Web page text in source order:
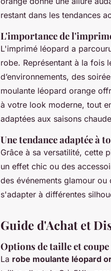
restant dans les tendances
L'importance de
L'imprimé léopard a
robe. Représentant à la fois
d’environnements, des
moulante léopard orange
à votre look moderne, tout
adaptées aux saisons
Une tendance adaptée à
Grâce à sa versatilité, cette
un effet chic ou des
des événements glamour
s'adapter à différentes
Guide d'Achat et
Options de taille et coupe
La robe moulante léopard